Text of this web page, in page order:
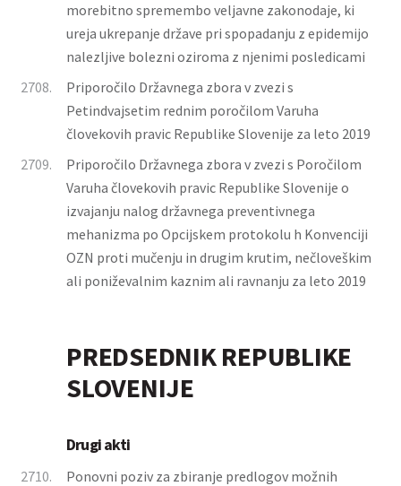
morebitno spremembo veljavne zakonodaje, ki
ureja ukrepanje države pri spopadanju z epidemijo
nalezljive bolezni oziroma z njenimi posledicami
2708.
Priporočilo Državnega zbora v zvezi s
Petindvajsetim rednim poročilom Varuha
človekovih pravic Republike Slovenije za leto 2019
2709.
Priporočilo Državnega zbora v zvezi s Poročilom
Varuha človekovih pravic Republike Slovenije o
izvajanju nalog državnega preventivnega
mehanizma po Opcijskem protokolu h Konvenciji
OZN proti mučenju in drugim krutim, nečloveškim
ali poniževalnim kaznim ali ravnanju za leto 2019
PREDSEDNIK REPUBLIKE
SLOVENIJE
Drugi akti
2710.
Ponovni poziv za zbiranje predlogov možnih